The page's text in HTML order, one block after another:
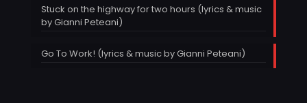
Stuck on the highway for two hours (lyrics & music
by Gianni Peteani)
Go To Work! (lyrics & music by Gianni Peteani)